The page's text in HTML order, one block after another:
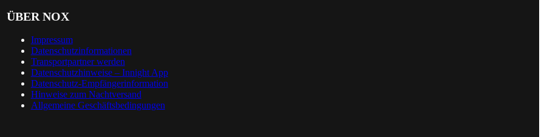
ÜBER NOX
Impressum
Datenschutzinformationen
Trans­port­part­ner werden
Datenschutzhinweise – Innight App
Datenschutz-Empfänger­information
Hinweise zum Nachtversand
Allgemeine Geschäftsbedingungen